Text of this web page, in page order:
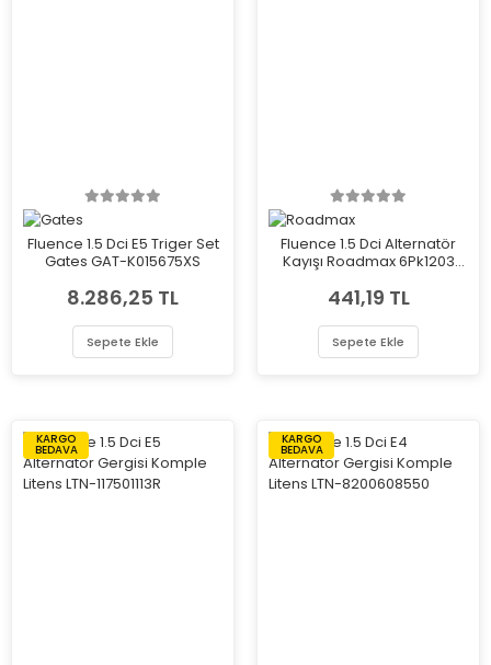
Fluence 1.5 Dci E5 Triger Set
Gates GAT-K015675XS
8.286,25 TL
Sepete Ekle
Fluence 1.5 Dci Alternatör
Kayışı Roadmax 6Pk1203
441,19 TL
Sepete Ekle
KARGO
BEDAVA
KARGO
BEDAVA